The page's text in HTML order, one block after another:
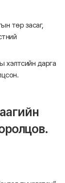
төр засаг,
хэлтсийн дарга